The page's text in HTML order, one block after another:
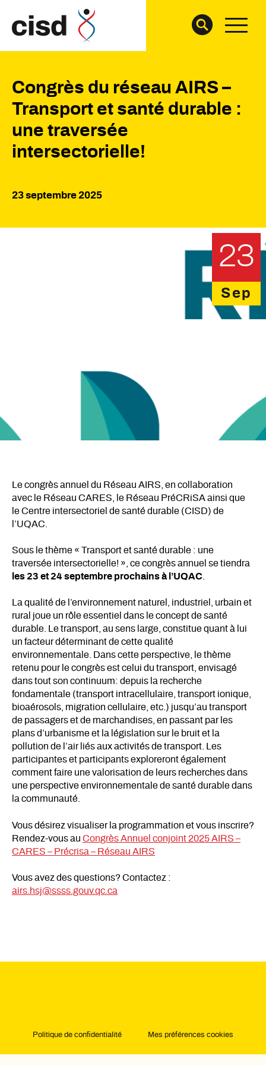
23
Sep
Congrès du réseau AIRS –
Transport et santé durable :
une traversée
intersectorielle!
23 septembre 2025
Le congrès annuel du Réseau AIRS, en collaboration
avec le Réseau CARES, le Réseau PréCRiSA ainsi que
le Centre intersectoriel de santé durable (CISD) de
l’UQAC.
Sous le thème « Transport et santé durable : une
traversée intersectorielle! », ce congrès annuel se tiendra
les 23 et 24 septembre prochains à l’UQAC.
La qualité de l’environnement naturel, industriel, urbain et
rural joue un rôle essentiel dans le concept de santé
durable. Le transport, au sens large, constitue quant à lui
un facteur déterminant de cette qualité
environnementale. Dans cette perspective, le thème
retenu pour le congrès est celui du transport, envisagé
dans tout son continuum: depuis la recherche
fondamentale (transport intracellulaire, transport ionique,
bioaérosols, migration cellulaire, etc.) jusqu’au transport
de passagers et de marchandises, en passant par les
plans d’urbanisme et la législation sur le bruit et la
pollution de l’air liés aux activités de transport. Les
participantes et participants exploreront également
comment faire une valorisation de leurs recherches dans
une perspective environnementale de santé durable dans
la communauté.
Vous désirez visualiser la programmation et vous inscrire?
Rendez-vous au Congrès Annuel conjoint 2025 AIRS –
CARES – Précrisa – Réseau AIRS
Vous avez des questions? Contactez :
airs.hsj@ssss.gouv.qc.ca
Politique de confidentialité Mes préférences cookies